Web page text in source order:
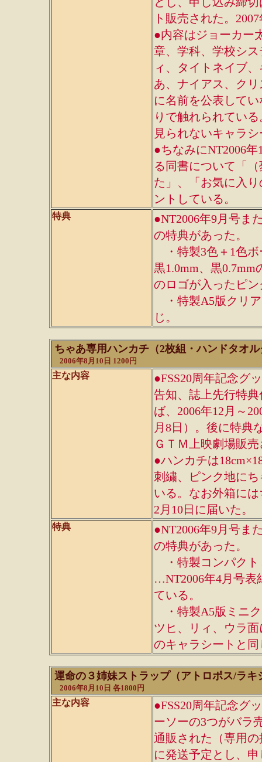
ト販売された。
●内容はジョーカー
章、学科、学校シ
ィ、タイトネイブ
あ、ナイアス、ク
に名前を公表して
りで触れられてい
見られないキャラ
●ちなみにNT2006
る同書について「
た」、「お気に入
ントしている。
特典
●NT2006年9月号ま
の特典があった。
・特製3色＋1色ボ
黒1.0mm、黒0.7mm
のロゴが入ったピ
・特製A5版クリ
じ。
ちゃあ専用ハンカチ（2枚組・ハンドタオ
2006年8月10日 1200円
主な内容
●FSS20周年記念グ
告知、誌上先行特
ば、2006年12月～
月8日）。後に特典
ＧＴＭ上映劇場販
●ハンカチは
刺繍、ピンク地に
いる。なお外箱に
2月10日に届いた。
特典
●NT2006年9月号ま
の特典があった。
・特製コンパクト
…NT2006年4月号表
ている。
・特製A5版ミニ
ツヒ、リィ、ウラ面
のキャラシートと同
運命の３姉妹ストラップ（アトロポス/ラキ
2006年8月10日 各1800円
主な内容
●FSS20周年記念グ
ーソーの3つがバラ
通販された（専用の
に発送予定とし、